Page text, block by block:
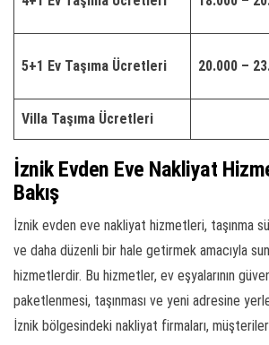
5+1 Ev Taşıma Ücretleri 20.000 –
Villa Taşıma Ücretleri
İznik Evden Eve Nakliyat
Bakış
İznik evden eve nakliyat hizmetleri, taşınma
ve daha düzenli bir hale getirmek amacıyla
hizmetlerdir. Bu hizmetler, ev eşyalarının
paketlenmesi, taşınması ve yeni adresine
İznik bölgesindeki nakliyat firmaları,